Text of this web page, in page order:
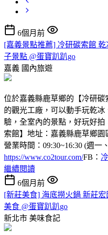
6個月前
[嘉義景點推薦] 冷研碳索館
子景點 @蛋寶趴趴go
嘉義 國內旅遊
位於嘉義縣鹿草鄉的【冷研
的觀光工廠，可以動手玩乾
驗，全室內的景點，好玩好
索館】地址：嘉義縣鹿草鄉園
營業時間：09:30~16:30 (週一
https://www.co2tour.com/FB：
繼續閱讀
6個月前
[新莊美食] 海底撈火鍋 新莊
美食 @蛋寶趴趴go
新北市 美味食記